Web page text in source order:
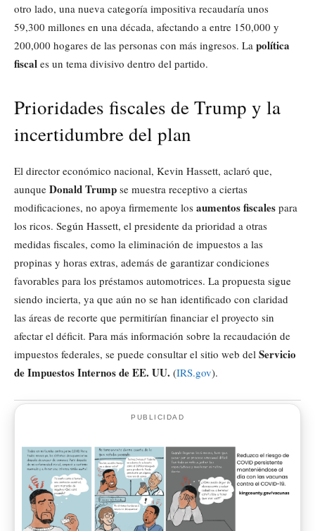
otro lado, una nueva categoría impositiva recaudaría unos
59,300 millones en una década, afectando a entre 150,000 y
200,000 hogares de las personas con más ingresos. La política
fiscal es un tema divisivo dentro del partido.
Prioridades fiscales de Trump y la
incertidumbre del plan
El director económico nacional, Kevin Hassett, aclaró que,
aunque Donald Trump se muestra receptivo a ciertas
modificaciones, no apoya firmemente los aumentos fiscales para
los ricos. Según Hassett, el presidente da prioridad a otras
medidas fiscales, como la eliminación de impuestos a las
propinas y horas extras, además de garantizar condiciones
favorables para los préstamos automotrices. La propuesta sigue
siendo incierta, ya que aún no se han identificado con claridad
las áreas de recorte que permitirían financiar el proyecto sin
afectar el déficit. Para más información sobre la recaudación de
impuestos federales, se puede consultar el sitio web del Servicio
de Impuestos Internos de EE. UU. (IRS.gov).
PUBLICIDAD